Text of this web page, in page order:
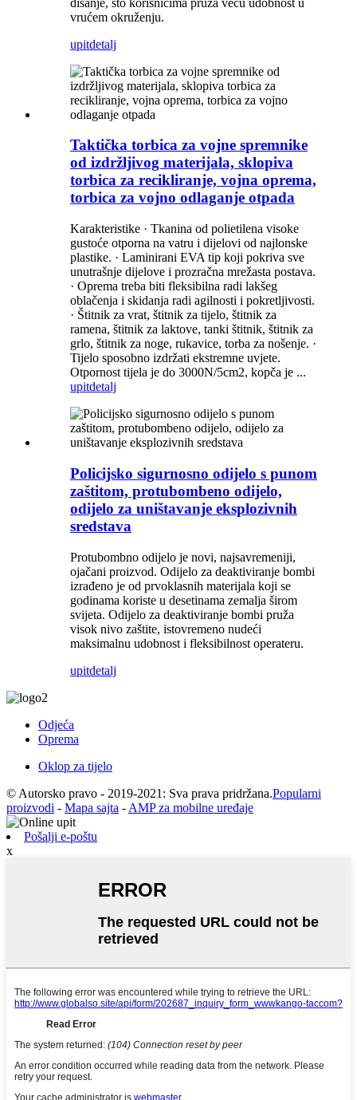
vrućem okruženju.
upitdetalj
Taktička torbica za vojne spremnike
od izdržljivog materijala, sklopiva
torbica za recikliranje, vojna oprema,
torbica za vojno odlaganje otpada
Karakteristike · Tkanina od polietilena visoke
gustoće otporna na vatru i dijelovi od najlonske
plastike. · Laminirani EVA tip koji pokriva sve
unutrašnje dijelove i prozračna mrežasta postava.
· Oprema treba biti fleksibilna radi lakšeg
oblačenja i skidanja radi agilnosti i pokretljivosti.
· Štitnik za vrat, štitnik za tijelo, štitnik za
ramena, štitnik za laktove, tanki štitnik, štitnik za
grlo, štitnik za noge, rukavice, torba za nošenje. ·
Tijelo sposobno izdržati ekstremne uvjete.
Otpornost tijela je do 3000N/5cm2, kopča je ...
upitdetalj
Policijsko sigurnosno odijelo s punom
zaštitom, protubombeno odijelo,
odijelo za uništavanje eksplozivnih
sredstava
Protubombno odijelo je novi, najsavremeniji,
ojačani proizvod. Odijelo za deaktiviranje bombi
izrađeno je od prvoklasnih materijala koji se
godinama koriste u desetinama zemalja širom
svijeta. Odijelo za deaktiviranje bombi pruža
visok nivo zaštite, istovremeno nudeći
maksimalnu udobnost i fleksibilnost operateru.
upitdetalj
Odjeća
Oprema
Oklop za tijelo
© Autorsko pravo - 2019-2021: Sva prava pridržana.Popularni
proizvodi - Mapa sajta - AMP za mobilne uređaje
Pošalji e-poštu
x